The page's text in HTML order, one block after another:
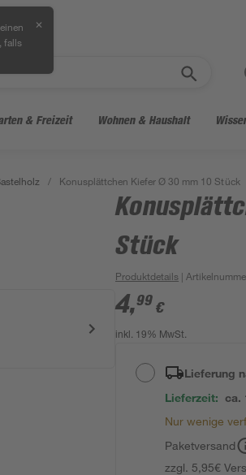
, falls
✕
& Freizeit Wohnen & Haushalt
/ Konusplättchen Kiefer Ø 30 mm 10 Stück
Stück
Produktdetails |
4,99 €
inkl. 19% MwSt.
Lieferung
Lieferzeit: ca.
Nur wenige
Paketversand
zzgl. 5,95€